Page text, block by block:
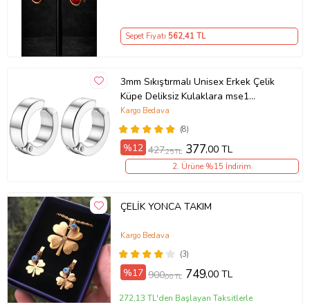
Sepet Fiyatı 562,41 TL
3mm Sıkıştırmalı Unisex Erkek Çelik
Küpe Deliksiz Kulaklara mse1
(Beyaz)
(8)
Kargo Bedava
%12 427,25 TL 377,00 TL
2. Ürüne %15 İndirim
ÇELİK YONCA TAKIM
(3)
Kargo Bedava
%17 900,00 TL 749,00 TL
272,13 TL'den Başlayan Taksitlerle